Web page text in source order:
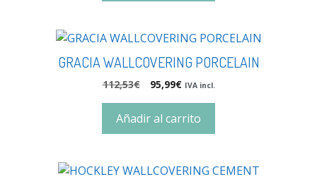
GRACIA WALLCOVERING PORCELAIN
112,53€ 95,99€ IVA incl.
Añadir al carrito